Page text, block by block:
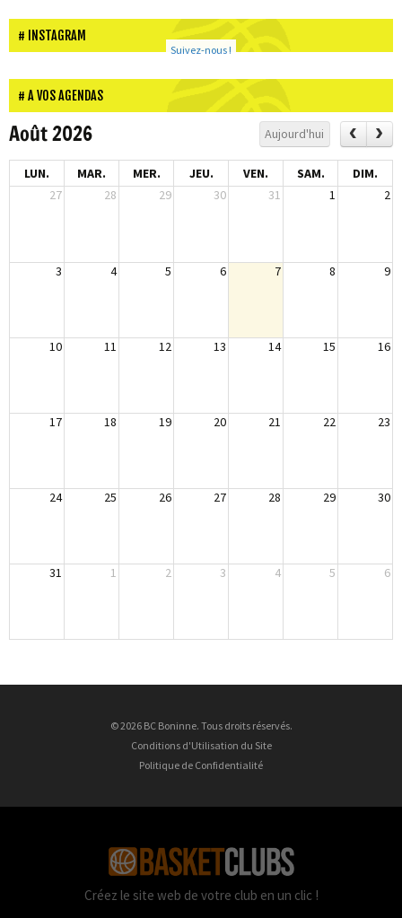
INSTAGRAM
Suivez-nous !
A VOS AGENDAS
Août 2026 Aujourd'hui
LUN. MAR. MER. JEU. VEN. SAM.
DIM.
27
28 29 30 31 1 2
3 4 5 6 7 8 9
10 11 12 13 14 15 16
17 18 19 20 21 22 23
24 25 26 27 28 29 30
31 1 2 3 4 5 6
© 2026 BC Boninne. Tous droits réservés.
Conditions d'Utilisation du Site
Politique de Confidentialité
Créez le site web de votre club en un clic !